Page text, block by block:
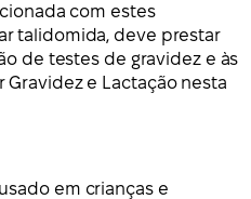
com estes
talidomida, deve prestar
de testes de gravidez e às
e Lactação nesta
em crianças e